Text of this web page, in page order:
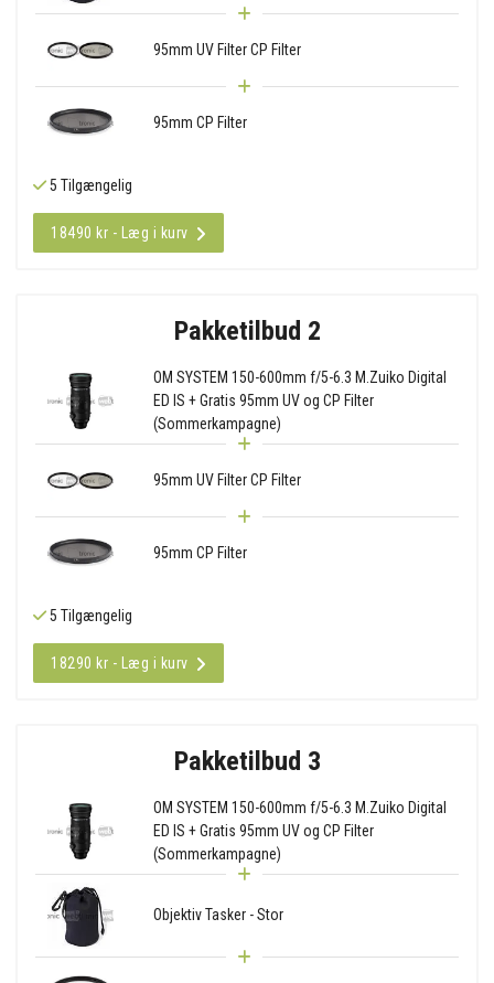
95mm UV Filter CP Filter
95mm CP Filter
5 Tilgængelig
18490 kr - Læg i kurv
Pakketilbud 2
OM SYSTEM 150-600mm f/5-6.3 M.Zuiko Digital
ED IS + Gratis 95mm UV og CP Filter
(Sommerkampagne)
95mm UV Filter CP Filter
95mm CP Filter
5 Tilgængelig
18290 kr - Læg i kurv
Pakketilbud 3
OM SYSTEM 150-600mm f/5-6.3 M.Zuiko Digital
ED IS + Gratis 95mm UV og CP Filter
(Sommerkampagne)
Objektiv Tasker - Stor